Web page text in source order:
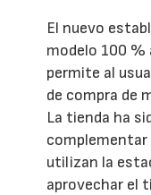
El nuevo
modelo 100 %
permite al
de compra de
La tienda ha
complementar
utilizan la
aprovechar el